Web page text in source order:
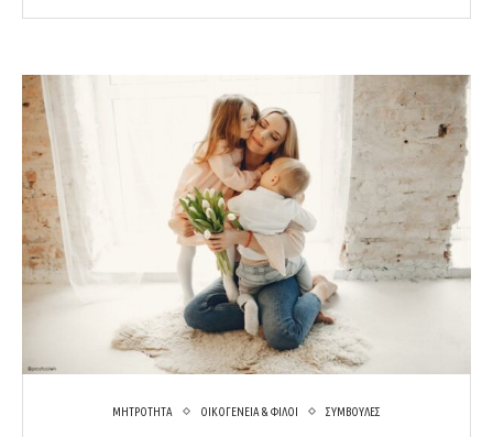
ΜΗΤΡΟΤΗΤΑ ΟΙΚΟΓΕΝΕΙΑ & ΦΙΛΟΙ ΣΥΜΒΟΥΛΕΣ